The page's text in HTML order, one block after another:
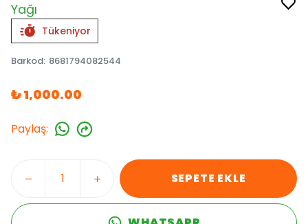
Yağı
Tükeniyor
Barkod: 8681794082544
₺ 1,000.00
Paylaş:
SEPETE EKLE